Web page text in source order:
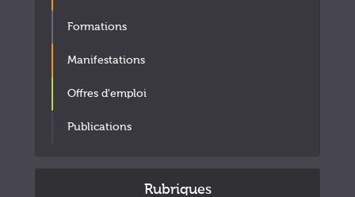
Formations
Manifestations
Offres d'emploi
Publications
Rubriques